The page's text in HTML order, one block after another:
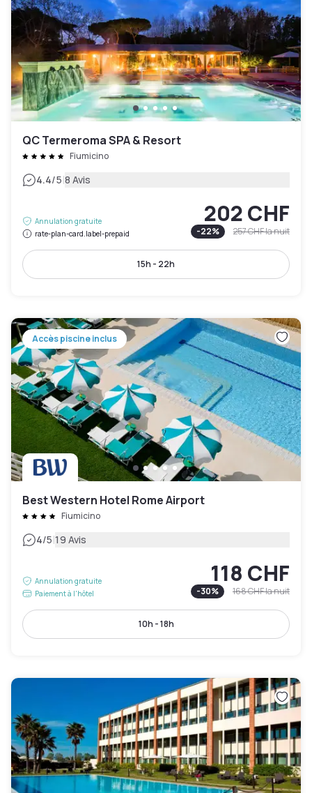
QC Termeroma SPA & Resort
Fiumicino
4.4/5|8 Avis
Annulation gratuite
rate-plan-card.label-prepaid
202 CHF
-22% 257 CHFla nuit
15h - 22h
Accès piscine inclus
Best Western Hotel Rome Airport
Fiumicino
4/5|19 Avis
Annulation gratuite
Paiement à l'hôtel
118 CHF
-30% 168 CHFla nuit
10h - 18h